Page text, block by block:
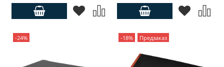
-24% -18% Предзаказ